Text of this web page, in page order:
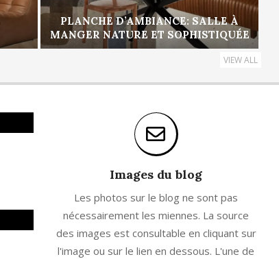
PLANCHE D’AMBIANCE: SALLE À
MANGER NATURE ET SOPHISTIQUÉE
VIEW ALL
Images du blog
Les photos sur le blog ne sont pas
nécessairement les miennes. La source
des images est consultable en cliquant sur
l'image ou sur le lien en dessous. L'une de